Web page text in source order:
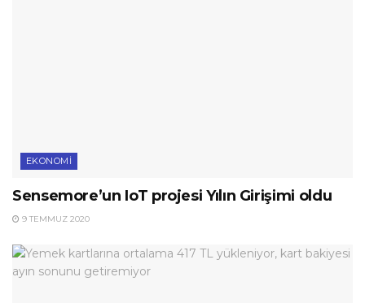
EKONOMI
Sensemore’un IoT projesi Yılın Girişimi oldu
9 TEMMUZ 2020